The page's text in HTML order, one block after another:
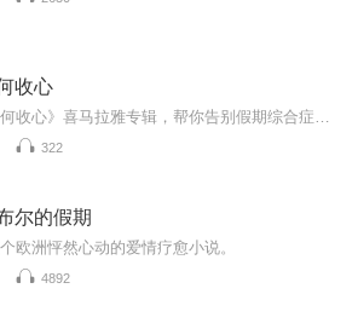
收心
322
尔的假期
欧洲怦然心动的爱情疗愈小说。
4892